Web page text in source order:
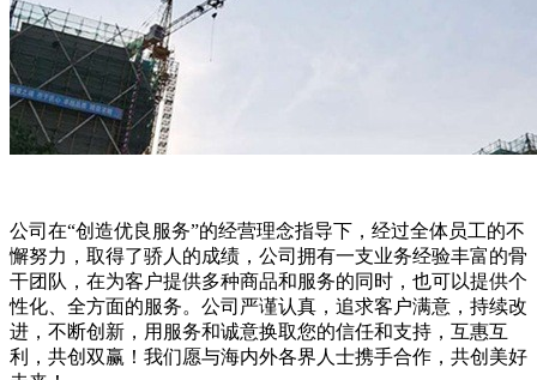
公司在“创造优良服务”的经营理念指导下，经过全体员工的不
懈努力，取得了骄人的成绩，公司拥有一支业务经验丰富的骨
干团队，在为客户提供多种商品和服务的同时，也可以提供个
性化、全方面的服务。公司严谨认真，追求客户满意，持续改
进，不断创新，用服务和诚意换取您的信任和支持，互惠互
利，共创双赢！我们愿与海内外各界人士携手合作，共创美好